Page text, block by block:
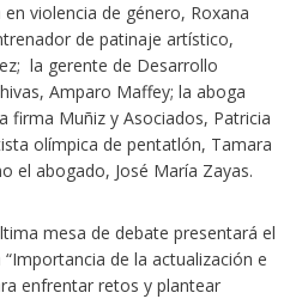
en violencia de género, Roxana
de patinaje artístico,
la gerente de Desarrollo
Amparo Maffey; la aboga
firma Muñiz y Asociados, Patricia
olímpica de pentatlón, Tamara
el abogado, José María Zayas.
mesa de debate presentará el
de la actualización e
enfrentar retos y plantear